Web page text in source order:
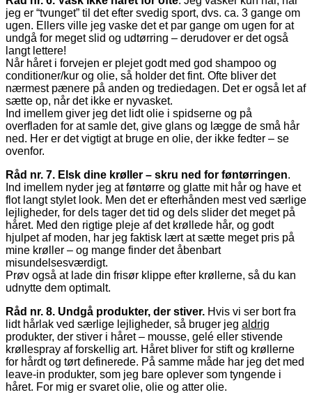
jeg er “tvunget” til det efter svedig sport, dvs. ca. 3 gange om
ugen. Ellers ville jeg vaske det et par gange om ugen for at
undgå for meget slid og udtørring – derudover er det også
langt lettere!
Når håret i forvejen er plejet godt med god shampoo og
conditioner/kur og olie, så holder det fint. Ofte bliver det
nærmest pænere på anden og trediedagen. Det er også let af
sætte op, når det ikke er nyvasket.
Ind imellem giver jeg det lidt olie i spidserne og på
overfladen for at samle det, give glans og lægge de små hår
ned. Her er det vigtigt at bruge en olie, der ikke fedter – se
ovenfor.
Råd nr. 7. Elsk dine krøller – skru ned for føntørringen.
Ind imellem nyder jeg at føntørre og glatte mit hår og have et
flot langt stylet look. Men det er efterhånden mest ved særlige
lejligheder, for dels tager det tid og dels slider det meget på
håret. Med den rigtige pleje af det krøllede hår, og godt
hjulpet af moden, har jeg faktisk lært at sætte meget pris på
mine krøller – og mange finder det åbenbart
misundelsesværdigt.
Prøv også at lade din frisør klippe efter krøllerne, så du kan
udnytte dem optimalt.
Råd nr. 8. Undgå produkter, der stiver. Hvis vi ser bort fra
lidt hårlak ved særlige lejligheder, så bruger jeg aldrig
produkter, der stiver i håret – mousse, gelé eller stivende
krøllespray af forskellig art. Håret bliver for stift og krøllerne
for hårdt og tørt definerede. På samme måde har jeg det med
leave-in produkter, som jeg bare oplever som tyngende i
håret. For mig er svaret olie, olie og atter olie.